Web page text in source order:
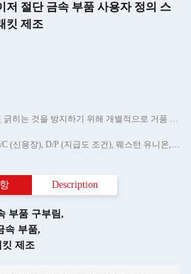
저 절단 금속 부품 사용자 정의 스
킷 제조
포장 세부 사항: 이동 중 손상 및 긁히는 것을 방지하기 위해 개별적으로 거품 포장, 그리고 카튼에
지불 조건: 전신환, 인수 인도, L/C (신용장), D/P (지급도 조건), 웨스턴 유니온, 머니그램
Description
부품 구부림,
속 부품,
킷 제조